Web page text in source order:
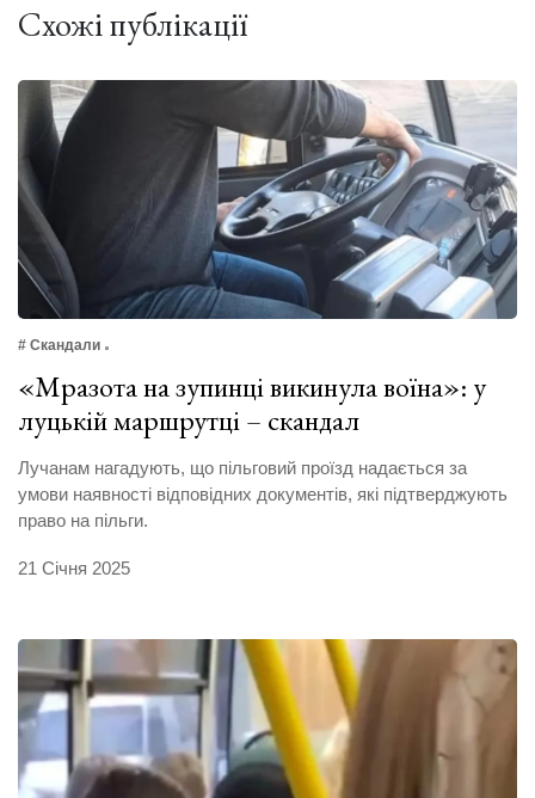
Схожі публікації
# Скандали
«Мразота на зупинці викинула воїна»: у
луцькій маршрутці – скандал
Лучанам нагадують, що пільговий проїзд надається за
умови наявності відповідних документів, які підтверджують
право на пільги.
21 Січня 2025